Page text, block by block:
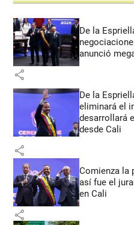
De la
anunció
share
De la
eliminará el
desarrollará
desde Cali
share
Comienza la
así fue el
en Cali
share